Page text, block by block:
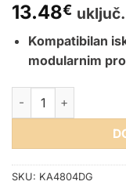
13.48€
Kompatibilan
modularnim
OKVIR BTICINO
SKU: KA4804DG